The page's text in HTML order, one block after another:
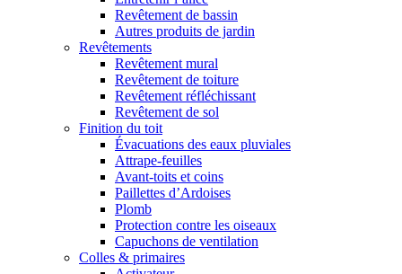
Revêtement de bassin
Autres produits de jardin
Revêtements
Revêtement mural
Revêtement de toiture
Revêtement réfléchissant
Revêtement de sol
Finition du toit
Évacuations des eaux pluviales
Attrape-feuilles
Avant-toits et coins
Paillettes d’Ardoises
Plomb
Protection contre les oiseaux
Capuchons de ventilation
Colles & primaires